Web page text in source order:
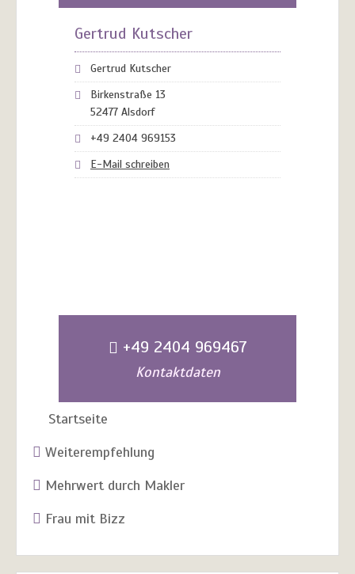
Gertrud Kutscher
Gertrud Kutscher
Birkenstraße 13
52477 Alsdorf
+49 2404 969153
E-Mail schreiben
+49 2404 969467
Kontaktdaten
Startseite
Weiterempfehlung
Mehrwert durch Makler
Frau mit Bizz